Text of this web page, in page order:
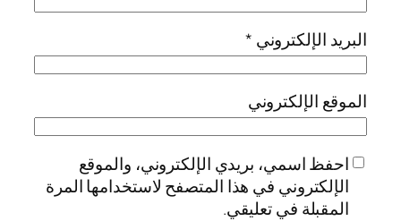
البريد الإلكتروني *
الموقع الإلكتروني
احفظ اسمي، بريدي الإلكتروني، والموقع
الإلكتروني في هذا المتصفح لاستخدامها المرة
المقبلة في تعليقي.